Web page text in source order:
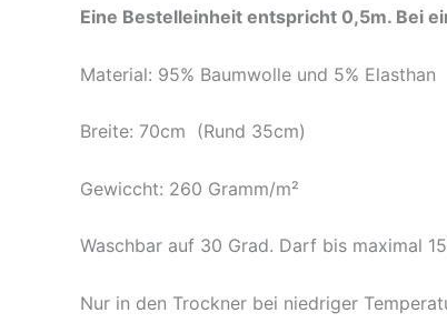
Eine Bestelleinheit entspricht 0,5m. Bei
Material: 95% Baumwolle und 5% Elasthan
Breite: 70cm (Rund 35cm)
Gewiccht: 260 Gramm/m²
Waschbar auf 30 Grad. Darf bis maximal
Nur in den Trockner bei niedriger